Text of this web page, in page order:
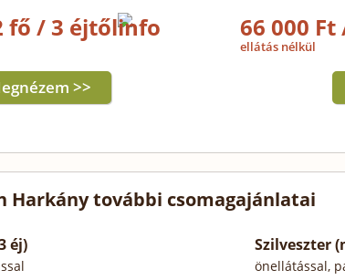
fő / 3 éjtől
>>
66 000
ellátás nélkül
Harkány további csomagajánlatai
éj) Szilveszter
önellátással,